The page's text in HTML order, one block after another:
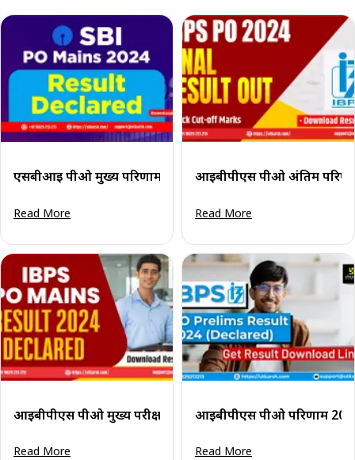
एसबीआई पीओ मुख्य परिणाम 2024 (घोषित): एसबीआई पीओ
Read More
आईबीपीएस पीओ अंतिम
Read More
आईबीपीएस पीओ मुख्य परीक्षा परिणाम 2024 (घोषित): डाउनलोड
Read More
आईबीपीएस पीओ परिणाम 2024
Read More